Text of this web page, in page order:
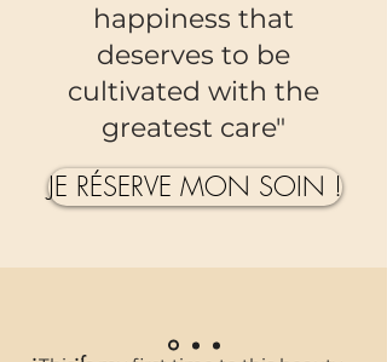
happiness that
deserves to be
cultivated with the
greatest care"
JE RÉSERVE MON SOIN !